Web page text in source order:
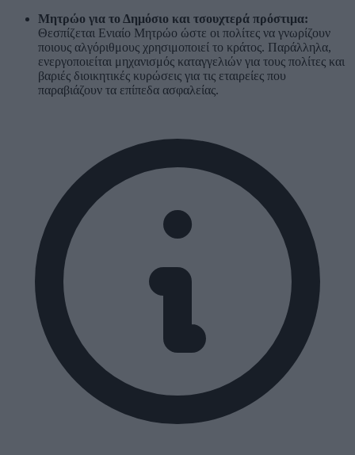
Μητρώο για το Δημόσιο και τσουχτερά πρόστιμα:
Θεσπίζεται Ενιαίο Μητρώο ώστε οι πολίτες να γνωρίζουν
ποιους αλγόριθμους χρησιμοποιεί το κράτος. Παράλληλα,
ενεργοποιείται μηχανισμός καταγγελιών για τους πολίτες και
βαριές διοικητικές κυρώσεις για τις εταιρείες που
παραβιάζουν τα επίπεδα ασφαλείας.